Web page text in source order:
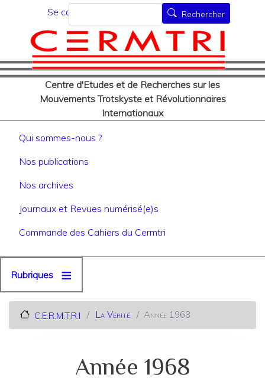
au
contenu
principal
Menu du compte de
Se connecter
Centre d'Etudes et de Recherches sur les
Mouvements Trotskyste et Révolutionnaires
Internationaux
Rechercher Rechercher
Navigation principale
Qui sommes-nous ?
Nos publications
Nos archives
Journaux et Revues numérisé(e)s
Commande des Cahiers du Cermtri
Rubriques
C.E.R.M.T.R.I La Vérité Année 1968
Année 1968